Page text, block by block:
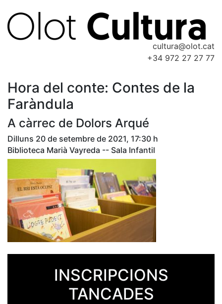
cultura@olot.cat
+34 972 27 27 77
Hora del conte: Contes de la
Faràndula
A càrrec de Dolors Arqué
Dilluns 20 de setembre de 2021, 17:30 h
Biblioteca Marià Vayreda -- Sala Infantil
INSCRIPCIONS
TANCADES